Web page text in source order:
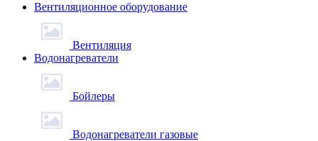
Вентиляционное оборудование
Вентиляция
Водонагреватели
Бойлеры
Водонагреватели газовые